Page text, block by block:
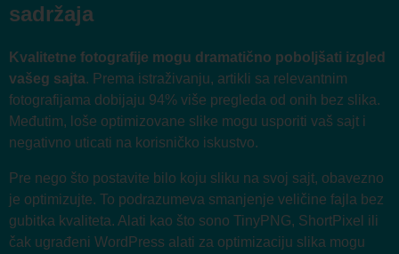
sadržaja
Kvalitetne fotografije mogu dramatično poboljšati izgled
vašeg sajta. Prema istraživanju, artikli sa relevantnim
fotografijama dobijaju 94% više pregleda od onih bez slika.
Međutim, loše optimizovane slike mogu usporiti vaš sajt i
negativno uticati na korisničko iskustvo.
Pre nego što postavite bilo koju sliku na svoj sajt, obavezno
je optimizujte. To podrazumeva smanjenje veličine fajla bez
gubitka kvaliteta. Alati kao što sono TinyPNG, ShortPixel ili
čak ugrađeni WordPress alati za optimizaciju slika mogu